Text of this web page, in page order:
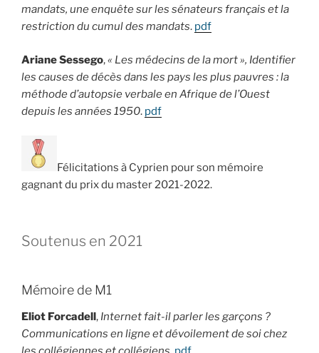
mandats, une enquête sur les sénateurs français et la
restriction du cumul des mandats. pdf
Ariane Sessego,« Les médecins de la mort », Identifier
les causes de décès dans les pays les plus pauvres : la
méthode d’autopsie verbale en Afrique de l’Ouest
depuis les années 1950. pdf
Félicitations à Cyprien pour son mémoire
gagnant du prix du master 2021-2022.
Soutenus en 2021
Mémoire de M1
Eliot Forcadell, Internet fait-il parler les garçons ?
Communications en ligne et dévoilement de soi chez